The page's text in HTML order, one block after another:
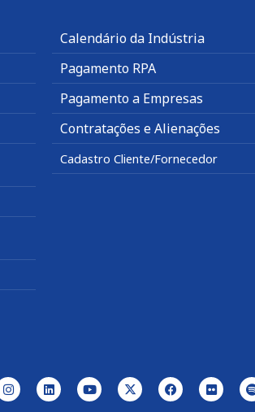
Calendário da Indústria
Pagamento RPA
Pagamento a Empresas
Contratações e Alienações
Cadastro Cliente/Fornecedor